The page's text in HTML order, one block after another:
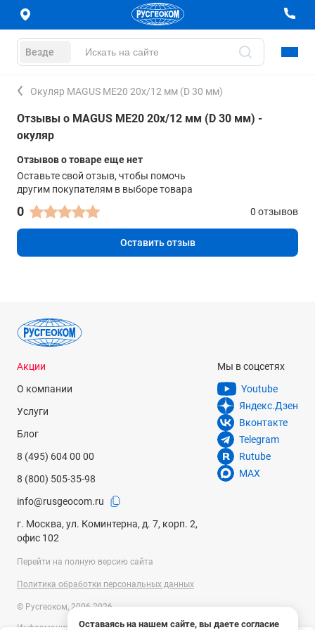
Везде
Окуляр MAGUS ME20 20х/12 мм (D 30 мм)
Отзывы о MAGUS ME20 20х/12 мм (D 30 мм) -
окуляр
Отзывов о товаре еще нет
Оставьте свой отзыв, чтобы помочь
другим покупателям в выборе товара
0 0 отзывов
Оставить отзыв
Оставаясь на нашем сайте, вы даете согласие
Акции
О компании
Услуги
Блог
8 (495) 604 00 00
8 (800) 505-35-98
info@rusgeocom.ru
г. Москва, ул. Коминтерна, д. 7, корп. 2,
офис 102
Мы в соцсетях
Youtube
Яндекс.Дзен
Вконтакте
Telegram
Rutube
MAX
Перейти на полную версию сайта
Политика обработки персональных данных
© Русгеоком, 2006-2026
Информация на сайте носит справочный характер и не является